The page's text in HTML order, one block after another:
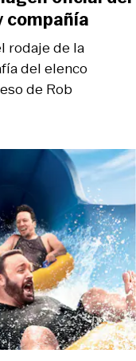
rodaje de la
del elenco
de Rob
compañía